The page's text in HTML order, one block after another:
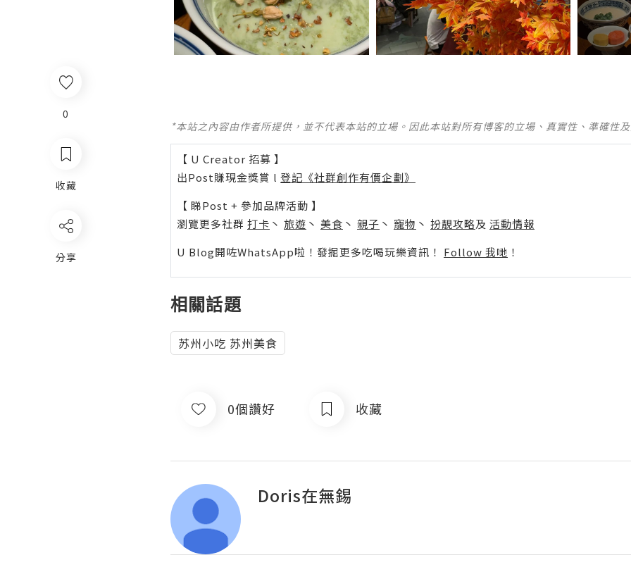
0
收藏
分享
*本站之內容由作者所提供，並不代表本站的立場。因此本站對所有博客的立場、真實性、準確性
【 U Creator 招募 】
出Post賺現金獎賞 l 登記《社群創作有價企劃》
【 睇Post + 參加品牌活動 】
瀏覽更多社群 打卡 丶 旅遊 丶 美食 丶 親子 丶 寵物 丶 扮靚攻略及 活動情報
U Blog開咗WhatsApp啦！發掘更多吃喝玩樂資訊！ Follow 我哋 ！
相關話題
苏州小吃 苏州美食
0個讚好 收藏
Doris在無錫